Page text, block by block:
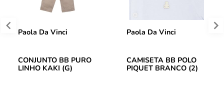
Paola Da Vinci
CONJUNTO BB PURO
LINHO KAKI (G)
Paola Da Vinci
CAMISETA BB POLO
PIQUET BRANCO (2)